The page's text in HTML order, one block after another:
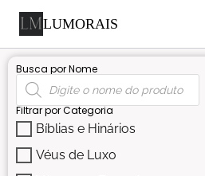
LUMORAIS
Busca por Nome
Filtrar por Categoria
Bíblias e Hinários
Véus de Luxo